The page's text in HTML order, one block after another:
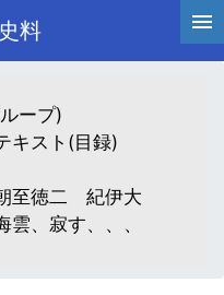
料
ープ)
スト(目録)
至徳二 紀伊大
、寂す、、、